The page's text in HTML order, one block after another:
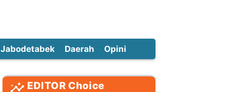
Jabodetabek Daerah Opini
EDITOR Choice